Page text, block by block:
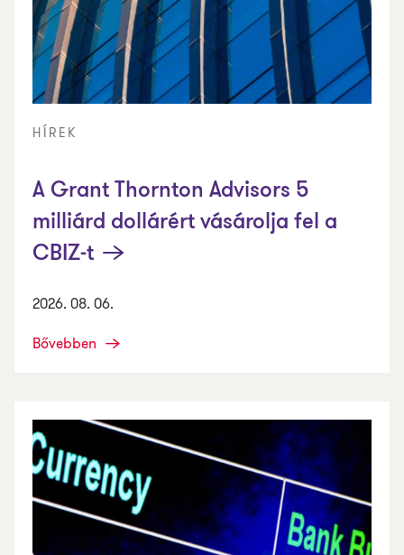
HÍREK
A Grant Thornton Advisors 5
milliárd dollárért vásárolja fel a
CBIZ-t
2026. 08. 06.
Bővebben